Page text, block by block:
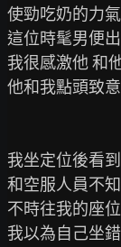
使勁吃奶的力
這位時髦男便
我很感激他 和
他和我點頭致
我坐定位後看
和空服人員不
不時往我的座
我以為自己坐